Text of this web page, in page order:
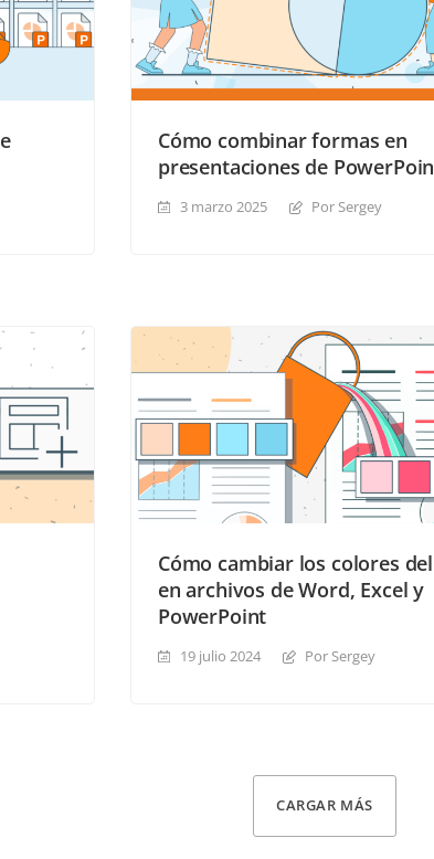
Cómo combinar formas en
presentaciones de
3 marzo 2025 Por Sergey
Cómo cambiar los colores
en archivos de Word, Excel y
PowerPoint
19 julio 2024 Por Sergey
CARGAR MÁS